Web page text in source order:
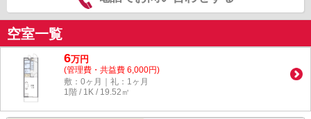
空室一覧
6万円
(管理費・共益費 6,000円)
敷：0ヶ月｜礼：1ヶ月
1階 / 1K / 19.52㎡